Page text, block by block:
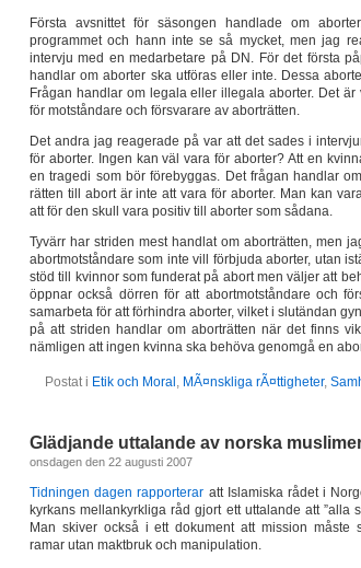
Första avsnittet för säsongen handlade om
programmet och hann inte se så mycket, men jag
intervju med en medarbetare på DN. För det första
handlar om aborter ska utföras eller inte. Dessa
Frågan handlar om legala eller illegala aborter. Det är
för motståndare och försvarare av aborträtten.
Det andra jag reagerade på var att det sades i
för aborter. Ingen kan väl vara för aborter? Att en
en tragedi som bör förebyggas. Det frågan handlar
rätten till abort är inte att vara för aborter. Man kan
att för den skull vara positiv till aborter som sådana.
Tyvärr har striden mest handlat om aborträtten, men
abortmotståndare som inte vill förbjuda aborter, utan
stöd till kvinnor som funderat på abort men väljer att
öppnar också dörren för att abortmotståndare och
samarbeta för att förhindra aborter, vilket i slutändan
på att striden handlar om aborträtten när det finns
nämligen att ingen kvinna ska behöva genomgå en
Postat i Etik och Moral , MÃ¤nskliga rÃ¤ttigheter,
Glädjande uttalande av norska
onsdagen den 22 augusti 2007
Tidningen dagen rapporterar att Islamiska rådet i
kyrkans mellankyrkliga råd gjort ett uttalande att ”alla
Man skiver också i ett dokument att mission måste
ramar utan maktbruk och manipulation.